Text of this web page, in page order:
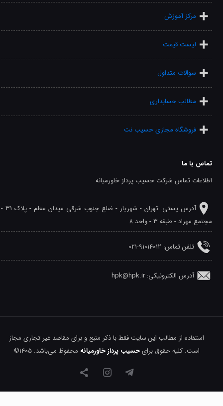
مرکز آموزش
لیست قیمت
سوالات متداول
مطالب حسابداری
فروشگاه مجازی حسیب نت
تماس با ما
اطلاعات تماس شرکت حسیب پرداز خاورمیانه
آدرس پستی: تهران - شهريار - ضلع جنوب شرقی میدان معلم - پلاک 31 -
مجتمع مهراد - طبقه 3 - واحد 8
تلفن‌ تماس: 91014012-021
آدرس الکترونیکی: hpk@hpk.ir
استفاده از مطالب این سایت فقط با ذکر منبع و برای مقاصد غیر تجاری مجاز
است. کلیه حقوق برایحسیب پرداز خاورمیانه محفوظ می‌باشد. ۱۴۰۵©